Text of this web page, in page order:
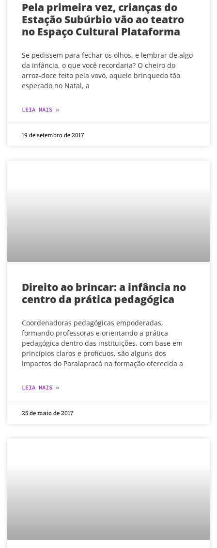
Pela primeira vez, crianças do
Estação Subúrbio vão ao teatro
no Espaço Cultural Plataforma
Se pedissem para fechar os olhos, e lembrar de algo
da infância, o que você recordaria? O cheiro do
arroz-doce feito pela vovó, aquele brinquedo tão
esperado no Natal, a
LEIA MAIS »
19 de setembro de 2017
Direito ao brincar: a infância no
centro da prática pedagógica
Coordenadoras pedagógicas empoderadas,
formando professoras e orientando a prática
pedagógica dentro das instituições, com base em
princípios claros e profícuos, são alguns dos
impactos do Paralapracá na formação oferecida a
LEIA MAIS »
25 de maio de 2017